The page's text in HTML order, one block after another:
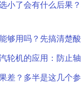
小了会有什么后果
够用吗？先搞清楚
轮机的应用：防止
差？多半是这几个